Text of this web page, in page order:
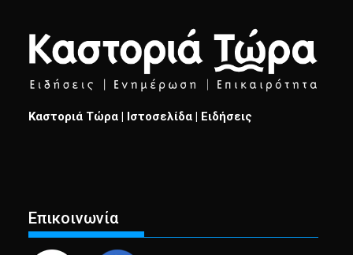
Καστοριά Τώρα | Ιστοσελίδα | Ειδήσεις
Επικοινωνία